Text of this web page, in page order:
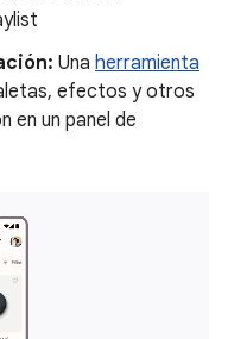
Una herramienta
efectos y otros
en un panel de